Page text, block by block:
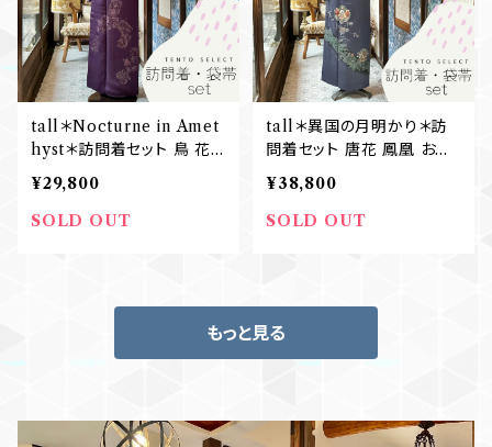
tall＊Nocturne in Amet
hyst＊訪問着セット 鳥 花
紫 アメジスト 卒業式 入学
式 結婚式 七五三ママ 訪問
着+袋帯 B562
¥29,800
SOLD OUT
tall＊異国の月明かり＊訪
問着セット 唐花 鳳凰 おし
どり 刺繍 ダークブルーグレ
ー 身幅ゆったり 卒業式 入
学式 訪問着+袋帯 B555
¥38,800
SOLD OUT
もっと見る